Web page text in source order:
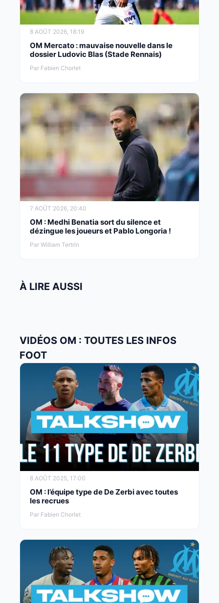
8 AOÛT 2026, 18:19
OM Mercato : mauvaise nouvelle dans le
dossier Ludovic Blas (Stade Rennais)
Par Fabien Chorlet
7 AOÛT 2026, 20:40
OM : Medhi Benatia sort du silence et
dézingue les joueurs et Pablo Longoria !
Par William Tertrin
À LIRE AUSSI
VIDÉOS OM : TOUTES LES INFOS
FOOT
8 AOÛT 2025, 17:00
OM : l’équipe type de De Zerbi avec toutes
les recrues
Par Fabien Chorlet